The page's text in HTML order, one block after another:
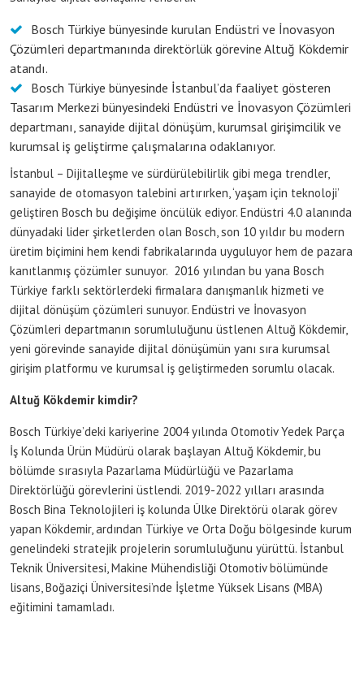
Bosch Türkiye bünyesinde kurulan Endüstri ve İnovasyon
Çözümleri departmanında direktörlük görevine Altuğ Kökdemir
atandı.
Bosch Türkiye bünyesinde İstanbul’da faaliyet gösteren
Tasarım Merkezi bünyesindeki Endüstri ve İnovasyon Çözümleri
departmanı, sanayide dijital dönüşüm, kurumsal girişimcilik ve
kurumsal iş geliştirme çalışmalarına odaklanıyor.
İstanbul – Dijitalleşme ve sürdürülebilirlik gibi mega trendler,
sanayide de otomasyon talebini artırırken, ‘yaşam için teknoloji’
geliştiren Bosch bu değişime öncülük ediyor. Endüstri 4.0 alanında
dünyadaki lider şirketlerden olan Bosch, son 10 yıldır bu modern
üretim biçimini hem kendi fabrikalarında uyguluyor hem de pazara
kanıtlanmış çözümler sunuyor. 2016 yılından bu yana Bosch
Türkiye farklı sektörlerdeki firmalara danışmanlık hizmeti ve
dijital dönüşüm çözümleri sunuyor. Endüstri ve İnovasyon
Çözümleri departmanın sorumluluğunu üstlenen Altuğ Kökdemir,
yeni görevinde sanayide dijital dönüşümün yanı sıra kurumsal
girişim platformu ve kurumsal iş geliştirmeden sorumlu olacak.
Altuğ Kökdemir kimdir?
Bosch Türkiye’deki kariyerine 2004 yılında Otomotiv Yedek Parça
İş Kolunda Ürün Müdürü olarak başlayan Altuğ Kökdemir, bu
bölümde sırasıyla Pazarlama Müdürlüğü ve Pazarlama
Direktörlüğü görevlerini üstlendi. 2019-2022 yılları arasında
Bosch Bina Teknolojileri iş kolunda Ülke Direktörü olarak görev
yapan Kökdemir, ardından Türkiye ve Orta Doğu bölgesinde kurum
genelindeki stratejik projelerin sorumluluğunu yürüttü. İstanbul
Teknik Üniversitesi, Makine Mühendisliği Otomotiv bölümünde
lisans, Boğaziçi Üniversitesi’nde İşletme Yüksek Lisans (MBA)
eğitimini tamamladı.